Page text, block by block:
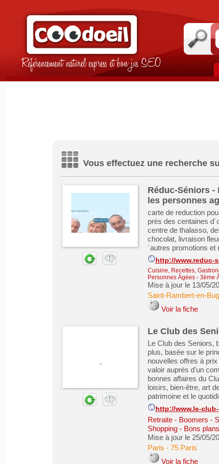
Référencement naturel express et bon jus SEO
Vous effectuez une recherche
Réduc-Séniors
les personnes
carte de reduction
près des centaines
centre de thalasso,
chocolat, livraison
´autres promotions
http://www.reduc-
Cuisine, Recettes,
Personnes Âgées - 3ème
Mise à jour le 13/05/
Saint-Rambert-en-
Voir la fiche
Le Club des
Le Club des Seniors,
plus, basée sur le
nouvelles offres à
valoir auprès d'un
bonnes affaires du
loisirs, bien-être, art
patrimoine et le
http://www.le-
Retraite - Boomers -
Shopping - Bons
Mise à jour le 25/05/
Paris - 75 Paris
Voir la fiche